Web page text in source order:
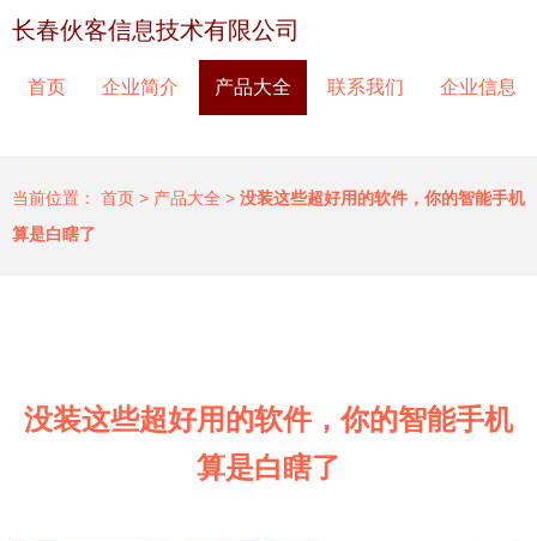
长春伙客信息技术有限公司
首页 企业简介 产品大全 联系我们 企业信息
当前位置： 首页 > 产品大全 > 没装这些超好用的软件，你的智能手机
算是白瞎了
没装这些超好用的软件，你的智能手机
算是白瞎了